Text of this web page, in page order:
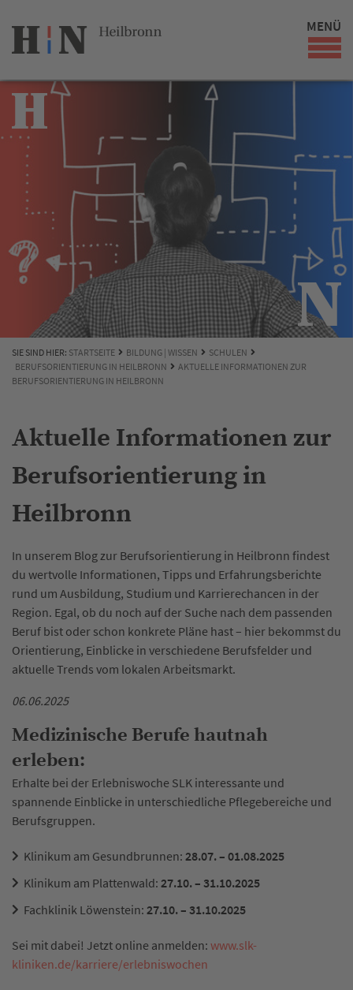
MENÜ
SIE SIND HIER: STARTSEITE BILDUNG | WISSEN
SCHULEN
BERUFSORIENTIERUNG IN HEILBRONN
AKTUELLE INFORMATIONEN ZUR
BERUFSORIENTIERUNG IN HEILBRONN
Aktuelle Informationen zur
Berufsorientierung in
Heilbronn
In unserem Blog zur Berufsorientierung in Heilbronn findest
du wertvolle Informationen, Tipps und Erfahrungsberichte
rund um Ausbildung, Studium und Karrierechancen in der
Region. Egal, ob du noch auf der Suche nach dem passenden
Beruf bist oder schon konkrete Pläne hast – hier bekommst du
Orientierung, Einblicke in verschiedene Berufsfelder und
aktuelle Trends vom lokalen Arbeitsmarkt.
06.06.2025
Medizinische Berufe hautnah
erleben:
Erhalte bei der Erlebniswoche SLK interessante und
spannende Einblicke in unterschiedliche Pflegebereiche und
Berufsgruppen.
Klinikum am Gesundbrunnen: 28.07. – 01.08.2025
Klinikum am Plattenwald: 27.10. – 31.10.2025
Fachklinik Löwenstein: 27.10. – 31.10.2025
Sei mit dabei! Jetzt online anmelden: www.slk-
kliniken.de/karriere/erlebniswochen